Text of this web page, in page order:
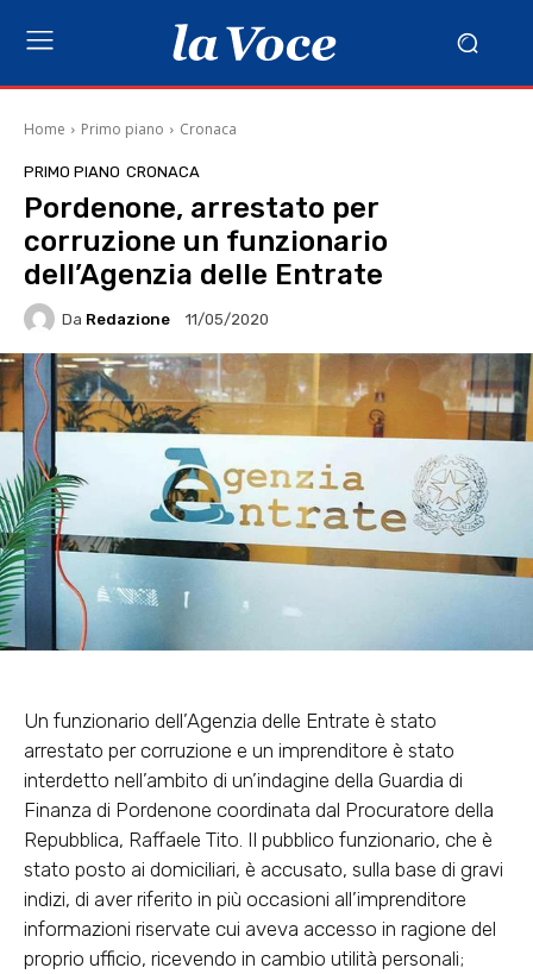
Home Primo piano Cronaca
PRIMO PIANO CRONACA
Pordenone, arrestato per
corruzione un funzionario
dell’Agenzia delle Entrate
Da Redazione 11/05/2020
Un funzionario dell’Agenzia delle Entrate è stato
arrestato per corruzione e un imprenditore è stato
interdetto nell’ambito di un’indagine della Guardia di
Finanza di Pordenone coordinata dal Procuratore della
Repubblica, Raffaele Tito. Il pubblico funzionario, che è
stato posto ai domiciliari, è accusato, sulla base di gravi
indizi, di aver riferito in più occasioni all’imprenditore
informazioni riservate cui aveva accesso in ragione del
proprio ufficio, ricevendo in cambio utilità personali;